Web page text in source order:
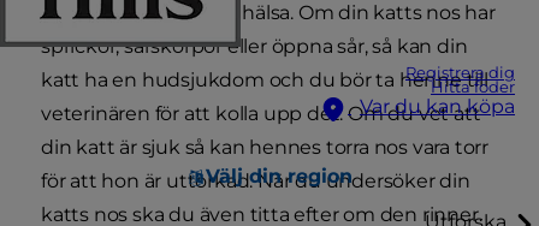
Registrera dig
Hitta foder
Var du kan köpa
Välj din region
kan säga om hennes hälsa. Om din katts nos har
sprickor, sårskorpor eller öppna sår, så kan din
katt ha en hudsjukdom och du bör ta henne till
veterinären för att kolla upp det. Om du vet att
din katt är sjuk så kan hennes torra nos vara torr
för att hon är uttorkad. När du undersöker din
katts nos ska du även titta efter om den rinner.